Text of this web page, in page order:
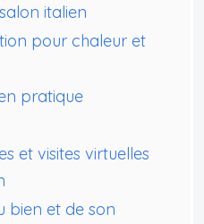
italien
pour chaleur et
pratique
et visites virtuelles
bien et de son